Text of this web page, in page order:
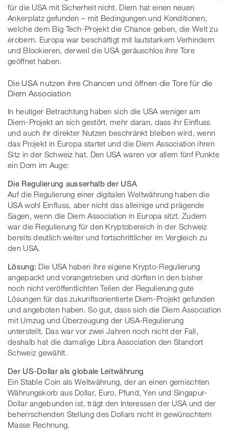
für die USA mit Sicherheit nicht. Diem hat einen neuen
Ankerplatz gefunden – mit Bedingungen und Konditionen,
welche dem Big Tech-Projekt die Chance geben, die Welt zu
erobern. Europa war beschäftigt mit lautstarkem Verhindern
und Blockieren, derweil die USA geräuschlos ihre Tore
geöffnet haben.
Die USA nutzen ihre Chancen und öffnen die Tore für die
Diem Association
In heutiger Betrachtung haben sich die USA weniger am
Diem-Projekt an sich gestört, mehr daran, dass ihr Einfluss
und auch ihr direkter Nutzen beschränkt bleiben wird, wenn
das Projekt in Europa startet und die Diem Association ihren
Sitz in der Schweiz hat. Den USA waren vor allem fünf Punkte
ein Dorn im Auge:
Die Regulierung ausserhalb der USA
Auf die Regulierung einer digitalen Weltwährung haben die
USA wohl Einfluss, aber nicht das alleinige und prägende
Sagen, wenn die Diem Association in Europa sitzt. Zudem
war die Regulierung für den Kryptobereich in der Schweiz
bereits deutlich weiter und fortschrittlicher im Vergleich zu
den USA.
Lösung: Die USA haben ihre eigene Krypto-Regulierung
angepackt und vorangetrieben und dürften in den bisher
noch nicht veröffentlichten Teilen der Regulierung gute
Lösungen für das zukunftsorientierte Diem-Projekt gefunden
und angeboten haben. So gut, dass sich die Diem Association
mit Umzug und Überzeugung der USA-Regulierung
unterstellt. Das war vor zwei Jahren noch nicht der Fall,
deshalb hat die damalige Libra Association den Standort
Schweiz gewählt.
Der US-Dollar als globale Leitwährung
Ein Stable Coin als Weltwährung, der an einen gemischten
Währungskorb aus Dollar, Euro, Pfund, Yen und Singapur-
Dollar angebunden ist, trägt den Interessen der USA und der
beherrschenden Stellung des Dollars nicht in gewünschtem
Masse Rechnung.